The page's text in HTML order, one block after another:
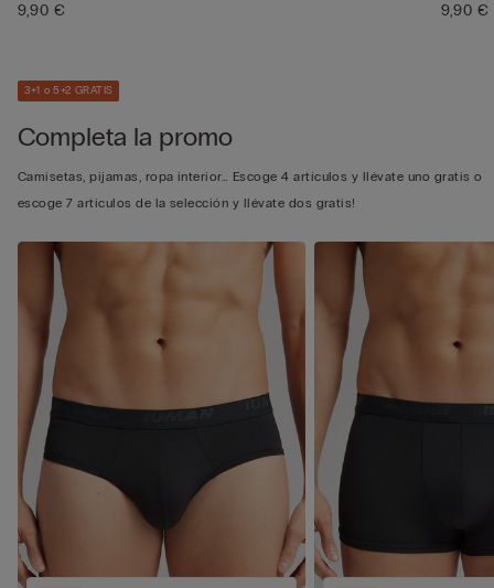
9,90 € 9,90 €
3+1 o 5+2 GRATIS
Completa la promo
Camisetas, pijamas, ropa interior… Escoge 4 artículos y llévate uno gratis o
escoge 7 artículos de la selección y llévate dos gratis!